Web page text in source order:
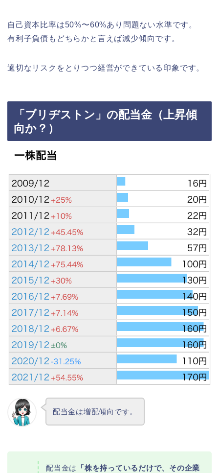
自己資本比率は50%〜60%あり問題ない水準です。
有利子負債もどちらかと言えば減少傾向です。
適切なリスクをとりつつ経営ができている印象です。
「ブリヂストン」の配当金（上昇傾
向か？）
配当金は増配傾向です。
配当金は
「株を持っているだけで、その企業